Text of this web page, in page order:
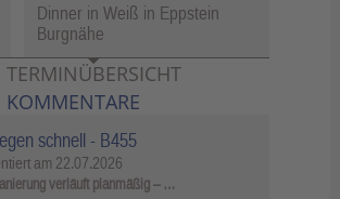
Dinner in Weiß in Eppstein
Burgnähe
TERMINÜBERSICHT
KOMMENTARE
schnell - B455
am 22.07.2026
verläuft planmäßig – …